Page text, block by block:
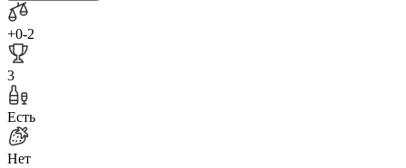
+0-2
3
Есть
Нет